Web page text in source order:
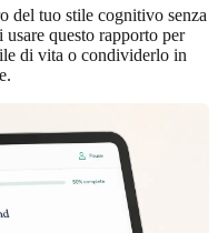
del tuo stile cognitivo senza
questo rapporto per
di vita o condividerlo in